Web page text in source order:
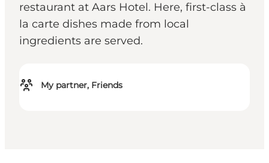
restaurant at Aars Hotel. Here, first-class à
la carte dishes made from local
ingredients are served.
My partner, Friends